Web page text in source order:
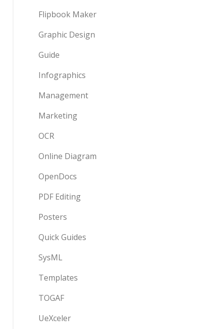
Flipbook Maker
Graphic Design
Guide
Infographics
Management
Marketing
OCR
Online Diagram
OpenDocs
PDF Editing
Posters
Quick Guides
SysML
Templates
TOGAF
UeXceler